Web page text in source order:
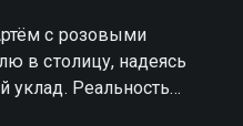
с розовыми
в столицу, надеясь
уклад. Реальность
глянца — ночные